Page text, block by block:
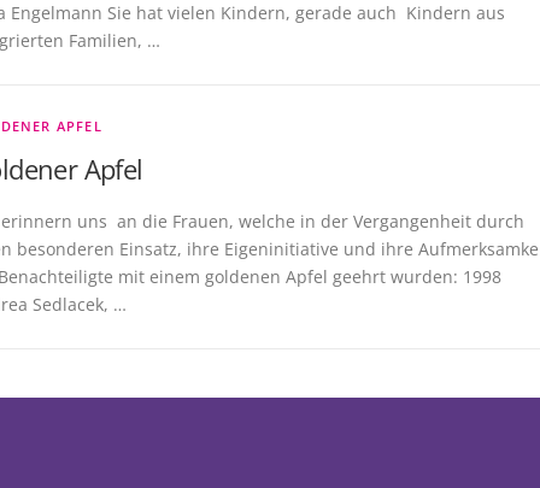
Engelmann Sie hat vielen Kindern, gerade auch Kindern aus
Familien, …
APFEL
Apfel
uns an die Frauen, welche in der Vergangenheit durch
besonderen Einsatz, ihre Eigeninitiative und ihre
mit einem goldenen Apfel geehrt wurden: 1998
Sedlacek, …